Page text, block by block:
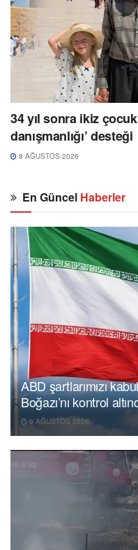
34 yıl sonra ikiz
danışmanlığı’ desteği
8 AĞUSTOS 2026
En Güncel Haberler
ABD şartlarımızı
Boğazı’nı kontrol
9 AĞUSTOS 2026